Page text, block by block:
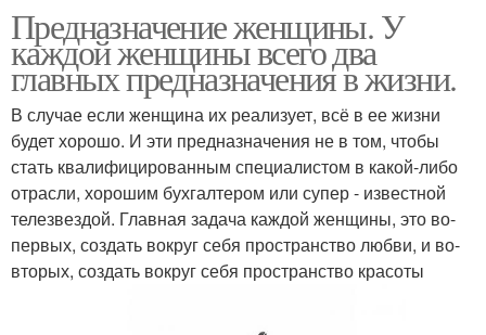
Предназначение женщины. У
каждой женщины всего два
главных предназначения в жизни.
В случае если женщина их реализует, всё в ее жизни
будет хорошо. И эти предназначения не в том, чтобы
стать квалифицированным специалистом в какой-либо
отрасли, хорошим бухгалтером или супер - известной
телезвездой. Главная задача каждой женщины, это во-
первых, создать вокруг себя пространство любви, и во-
вторых, создать вокруг себя пространство красоты